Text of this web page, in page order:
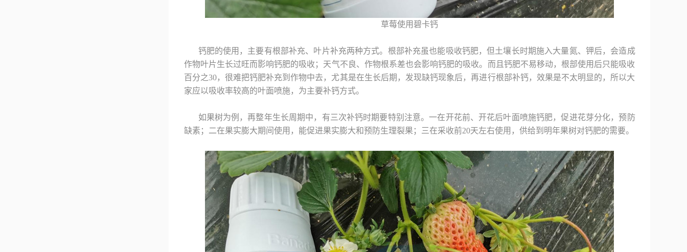
草莓使用碧卡钙
钙肥的使用，主要有根部补充、叶片补充两种方式。根部补充虽也能吸收钙肥，但土壤长时期施入大量氮、钾后，会造成
作物叶片生长过旺而影响钙肥的吸收；天气不良、作物根系差也会影响钙肥的吸收。而且钙肥不易移动，根部使用后只能吸收
百分之30，很难把钙肥补充到作物中去，尤其是在生长后期，发现缺钙现象后，再进行根部补钙，效果是不太明显的，所以大
家应以吸收率较高的叶面喷施，为主要补钙方式。
如果树为例，再整年生长周期中，有三次补钙时期要特别注意。一在开花前、开花后叶面喷施钙肥，促进花芽分化，预防
缺素；二在果实膨大期间使用，能促进果实膨大和预防生理裂果；三在采收前20天左右使用，供给到明年果树对钙肥的需要。